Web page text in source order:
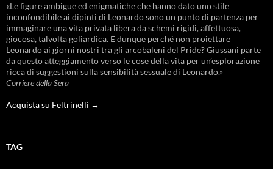
«Le figure ambigue ed enigmatiche che hanno dato uno stile
inconfondibile ai dipinti di Leonardo sono un punto di partenza per
immaginare una vita privata libera da schemi rigidi, affettuosa,
giocosa, talvolta goliardica. E dunque perché non proiettare
Leonardo ai giorni nostri tra gli arcobaleni del Pride? Giussani parte
da questo atteggiamento verso le cose della vita per un’esplorazione
ricca di suggestioni sulla sensibilità sessuale di Leonardo.»
Corriere della Sera
Acquista su Feltrinelli →
TAG